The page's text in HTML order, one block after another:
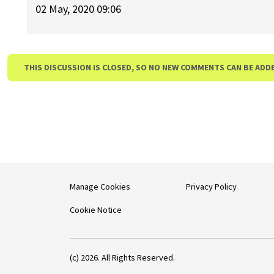
02 May, 2020 09:06
THIS DISCUSSION IS CLOSED, SO NO NEW COMMENTS CAN BE
Manage Cookies
Cookie Notice
Privacy Policy
(c) 2026. All Rights Reserved.